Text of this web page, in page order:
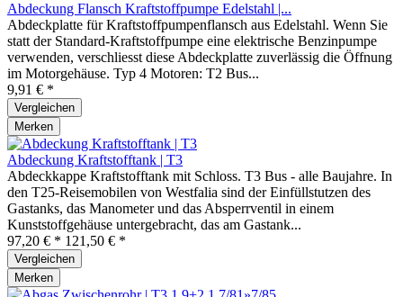
Abdeckung Flansch Kraftstoffpumpe Edelstahl |...
Abdeckplatte für Kraftstoffpumpenflansch aus Edelstahl. Wenn Sie
statt der Standard-Kraftstoffpumpe eine elektrische Benzinpumpe
verwenden, verschliesst diese Abdeckplatte zuverlässig die Öffnung
im Motorgehäuse. Typ 4 Motoren: T2 Bus...
9,91 € *
Vergleichen
Merken
Abdeckung Kraftstofftank | T3
Abdeckkappe Kraftstofftank mit Schloss. T3 Bus - alle Baujahre. In
den T25-Reisemobilen von Westfalia sind der Einfüllstutzen des
Gastanks, das Manometer und das Absperrventil in einem
Kunststoffgehäuse untergebracht, das am Gastank...
97,20 € * 121,50 € *
Vergleichen
Merken